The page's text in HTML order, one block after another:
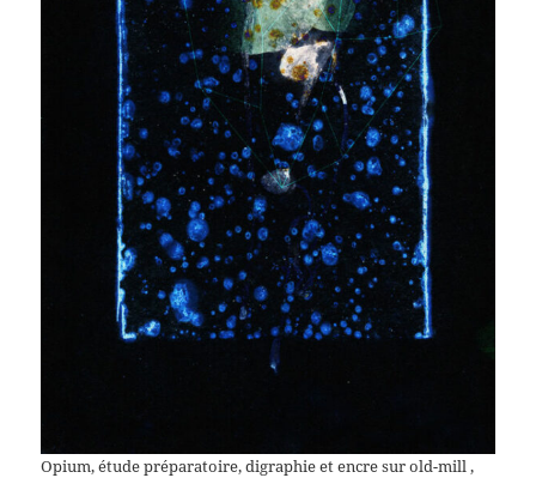
Opium, étude préparatoire, digraphie et encre sur old-mill ,